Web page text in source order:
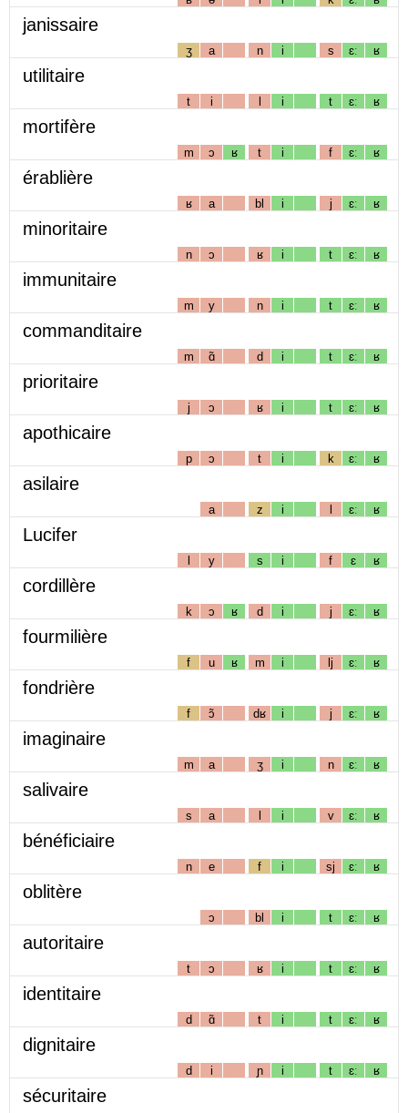
janissaire
ʒ a n i s ɛː ʁ
utilitaire
t i l i t ɛː ʁ
mortifère
m ɔ ʁ t i f ɛː ʁ
érablière
ʁ a bl i j ɛː ʁ
minoritaire
n ɔ ʁ i t ɛː ʁ
immunitaire
m y n i t ɛː ʁ
commanditaire
m ɑ̃ d i t ɛː ʁ
prioritaire
j ɔ ʁ i t ɛː ʁ
apothicaire
p ɔ t i k ɛː ʁ
asilaire
a z i l ɛː ʁ
Lucifer
l y s i f ɛ ʁ
cordillère
k ɔ ʁ d i j ɛː ʁ
fourmilière
f u ʁ m i lj ɛː ʁ
fondrière
f ɔ̃ dʁ i j ɛː ʁ
imaginaire
m a ʒ i n ɛː ʁ
salivaire
s a l i v ɛː ʁ
bénéficiaire
n e f i sj ɛː ʁ
oblitère
ɔ bl i t ɛː ʁ
autoritaire
t ɔ ʁ i t ɛː ʁ
identitaire
d ɑ̃ t i t ɛː ʁ
dignitaire
d i ɲ i t ɛː ʁ
sécuritaire